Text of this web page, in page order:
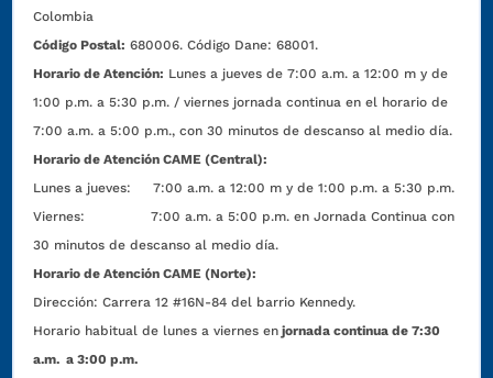
Colombia
Código Postal: 680006. Código Dane: 68001.
Horario de Atención: Lunes a jueves de 7:00 a.m. a 12:00 m y de
1:00 p.m. a 5:30 p.m. / viernes jornada continua en el horario de
7:00 a.m. a 5:00 p.m., con 30 minutos de descanso al medio día.
Horario de Atención CAME (Central):
Lunes a jueves: 7:00 a.m. a 12:00 m y de 1:00 p.m. a 5:30 p.m.
Viernes: 7:00 a.m. a 5:00 p.m. en Jornada Continua con
30 minutos de descanso al medio día.
Horario de Atención CAME (Norte):
Dirección:Carrera 12 #16N-84 del barrio Kennedy.
Horario habitual de lunes a viernes en jornada continua de 7:30
a.m. a 3:00 p.m.